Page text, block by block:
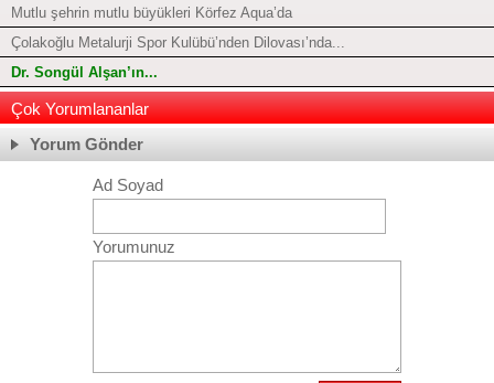
Mutlu şehrin mutlu büyükleri Körfez Aqua’da
Çolakoğlu Metalurji Spor Kulübü’nden Dilovası’nda...
Dr. Songül Alşan’ın...
Çok Yorumlananlar
Yorum Gönder
Ad Soyad
Yorumunuz